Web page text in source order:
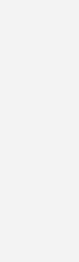
Zirk-e wieder:
min andauert, wird
Sollwert ist
Das verhindert ein
länger als 5 min,
vom
der
ISE.